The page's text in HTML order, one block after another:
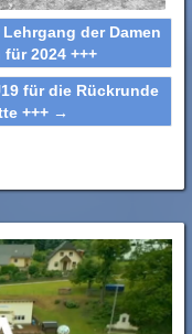
der Damen
2024 +++
für die Rückrunde
+++ →